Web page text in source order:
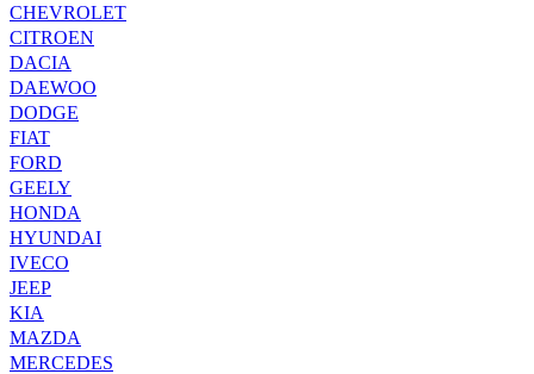
CHEVROLET
CITROEN
DACIA
DAEWOO
DODGE
FIAT
FORD
GEELY
HONDA
HYUNDAI
IVECO
JEEP
KIA
MAZDA
MERCEDES